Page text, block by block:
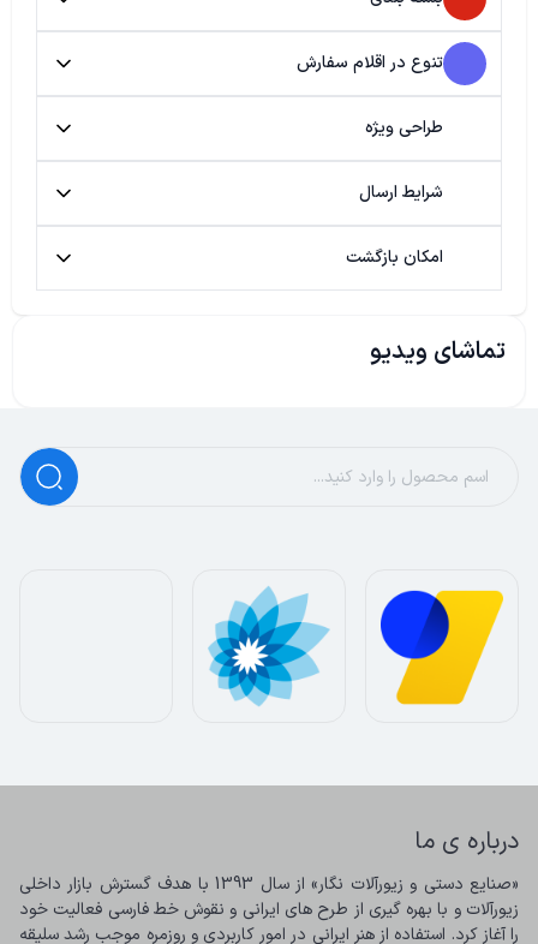
تنوع در اقلام سفارش
طراحی ویژه
شرایط ارسال
امکان بازگشت
تماشای ویدیو
درباره ی ما